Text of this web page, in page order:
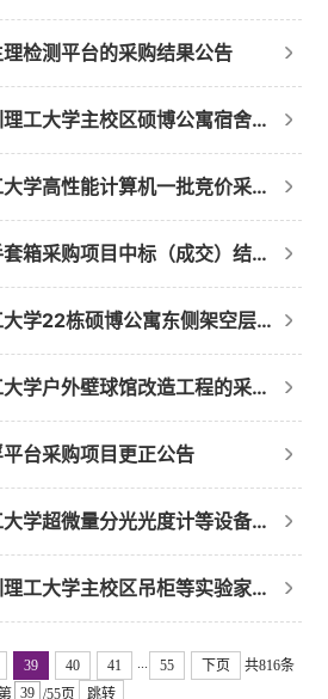
检测平台的采购结果公告
关于深圳理工大学主校区硕博公寓宿舍家具采购项目的更正公告
深圳理工大学高性能计算机一批竞价采购公告
双工位手套箱采购项目中标（成交）结果公告
深圳理工大学22栋硕博公寓东侧架空层改造工程的采购结果公告
深圳理工大学户外壁球馆改造工程的采购结果公告
台采购项目更正公告
深圳理工大学超微量分光光度计等设备采购中标（成交）结果公告
关于深圳理工大学主校区吊柜等实验家具采购项目的更正公告
39 40 41 ... 55 下页
共816条
/55页 跳转